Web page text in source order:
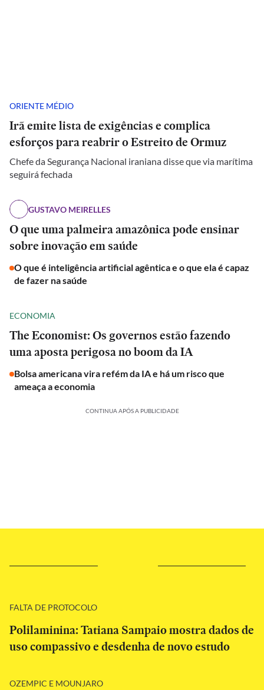
ORIENTE MÉDIO
Irã emite lista de exigências e complica
esforços para reabrir o Estreito de Ormuz
Chefe da Segurança Nacional iraniana disse que via marítima
seguirá fechada
GUSTAVO MEIRELLES
O que uma palmeira amazônica pode ensinar
sobre inovação em saúde
O que é inteligência artificial agêntica e o que ela é capaz
de fazer na saúde
ECONOMIA
The Economist: Os governos estão fazendo
uma aposta perigosa no boom da IA
Bolsa americana vira refém da IA e há um risco que
ameaça a economia
CONTINUA APÓS A PUBLICIDADE
FALTA DE PROTOCOLO
Polilaminina: Tatiana Sampaio mostra dados de
uso compassivo e desdenha de novo estudo
OZEMPIC E MOUNJARO